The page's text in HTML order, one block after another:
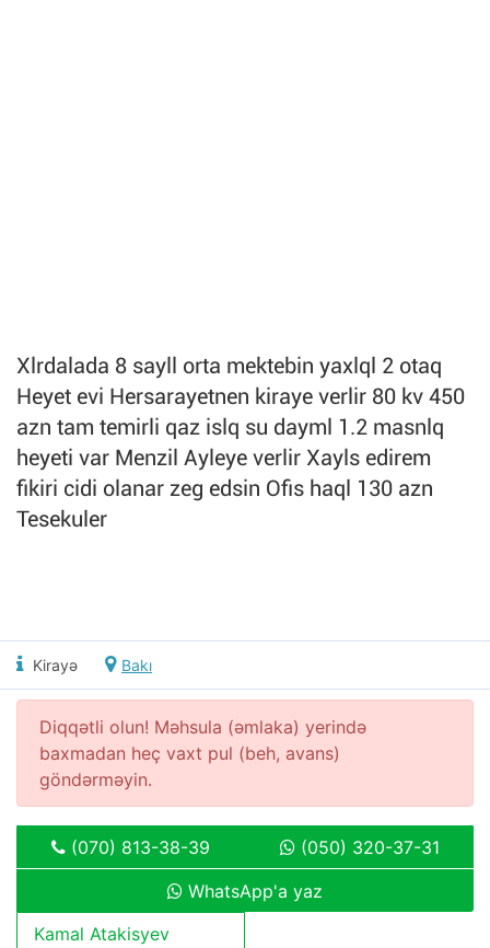
Xlrdalada 8 sayll orta mektebin yaxlql 2 otaq
Heyet evi Hersarayetnen kiraye verlir 80 kv 450
azn tam temirli qaz islq su dayml 1.2 masnlq
heyeti var Menzil Ayleye verlir Xayls edirem
fikiri cidi olanar zeg edsin Ofis haql 130 azn
Tesekuler
Kirayə Bakı
Diqqətli olun! Məhsula (əmlaka) yerində
baxmadan heç vaxt pul (beh, avans)
göndərməyin.
(070) 813-38-39
(050) 320-37-31
WhatsApp'a yaz
Kamal Atakisyev